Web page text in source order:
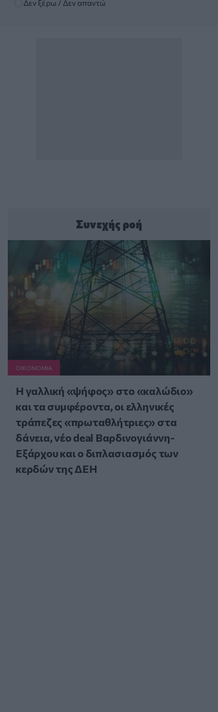
Δεν ξέρω / Δεν απαντώ
Συνεχής ροή
ΟΙΚΟΝΟΜΙΑ
Η γαλλική «ψήφος» στο «καλώδιο»
και τα συμφέροντα, οι ελληνικές
τράπεζες «πρωταθλήτριες» στα
δάνεια, νέο deal Βαρδινογιάννη-
Εξάρχου και ο διπλασιασμός των
κερδών της ΔΕΗ